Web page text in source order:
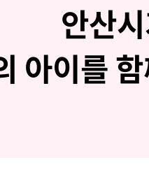
안산
아이를